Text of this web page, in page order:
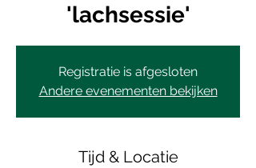
'lachsessie'
Registratie is afgesloten
Andere evenementen bekijken
Tijd & Locatie